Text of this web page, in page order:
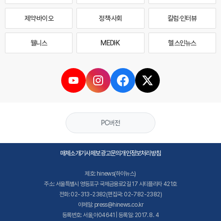
제약·바이오 정책·사회 칼럼·인터뷰
웰니스 MEDI·K 헬스인뉴스
PC버전
매체소개기사제보광고문의개인정보처리방침
제호: hinews(하이뉴스)
주소: 서울특별시 영등포구 국제금융로2길 17 시티플라자 421호
전화: 02-313-2382(편집국: 02-782-2382)
이메일: press@hinews.co.kr
등록번호: 서울,아04641 | 등록일: 2017. 8. 4